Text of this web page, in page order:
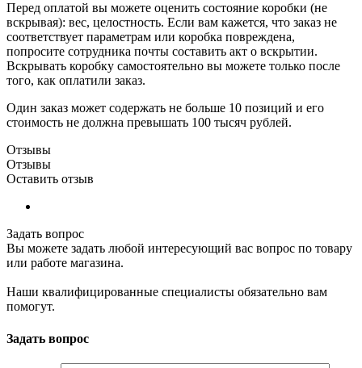
Перед оплатой вы можете оценить состояние коробки (не
вскрывая): вес, целостность. Если вам кажется, что заказ не
соответствует параметрам или коробка повреждена,
попросите сотрудника почты составить акт о вскрытии.
Вскрывать коробку самостоятельно вы можете только после
того, как оплатили заказ.
Один заказ может содержать не больше 10 позиций и его
стоимость не должна превышать 100 тысяч рублей.
Отзывы
Отзывы
Оставить отзыв
Задать вопрос
Вы можете задать любой интересующий вас вопрос по товару
или работе магазина.
Наши квалифицированные специалисты обязательно вам
помогут.
Задать вопрос